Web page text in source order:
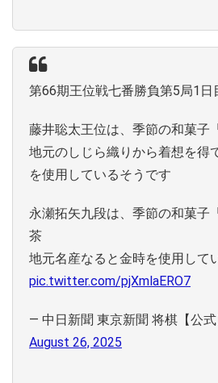
第66期王位戦七番勝負第5局1日
藤井聡太王位は、季節の和菓子
地元のしじら織りから着想を得
を使用しているそうです
永瀬拓矢九段は、季節の和菓子
茶
地元名産なると金時を使用して
pic.twitter.com/pjXmlaERO7
— 中日新聞 東京新聞 将棋【公式
August 26, 2025